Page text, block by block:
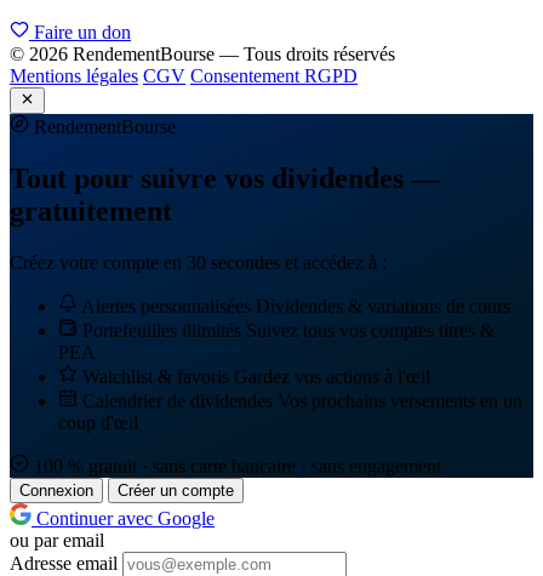
Faire un don
© 2026 RendementBourse — Tous droits réservés
Mentions légales CGV Consentement RGPD
RendementBourse
Tout pour suivre vos dividendes —
gratuitement
Créez votre compte en 30 secondes et accédez à :
Alertes personnalisées Dividendes & variations de cours
Portefeuilles illimités Suivez tous vos comptes titres &
PEA
Watchlist & favoris Gardez vos actions à l'œil
Calendrier de dividendes Vos prochains versements en un
coup d'œil
100 % gratuit · sans carte bancaire · sans engagement
Connexion Créer un compte
Continuer avec Google
ou par email
Adresse email